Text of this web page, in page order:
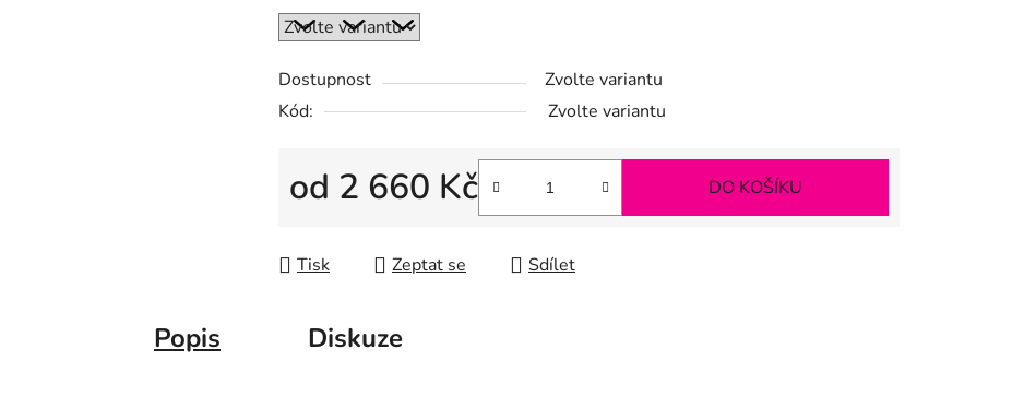
Dostupnost
Zvolte variantu
Kód:
Zvolte variantu
od 2 660 Kč DO KOŠÍKU
Tisk Zeptat se Sdílet
Popis Diskuze